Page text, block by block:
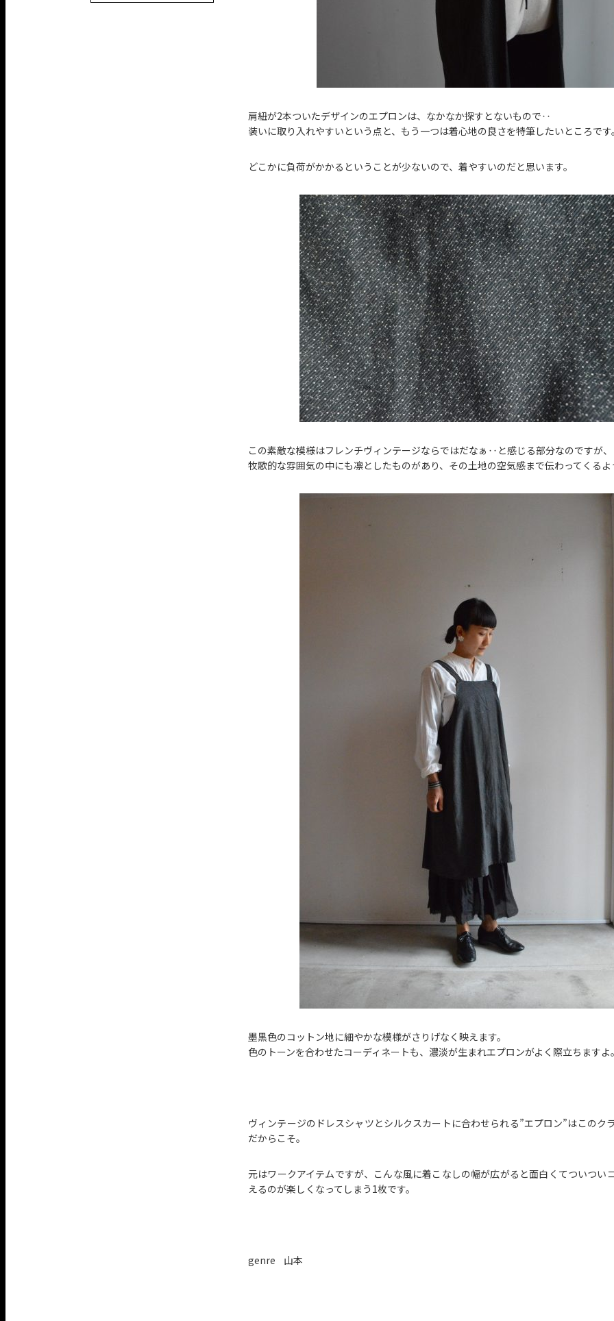
肩紐が2本ついたデザインのエプロンは、なかなか探すとないもので‥
装いに取り入れやすいという点と、もう一つは着心地の良さを特筆したいところです
どこかに負荷がかかるということが少ないので、着やすいのだと思います。
この素敵な模様はフレンチヴィンテージならではだなぁ‥と感じる部分なのですが、
牧歌的な雰囲気の中にも凛としたものがあり、その土地の空気感まで伝わってくる
墨黒色のコットン地に細やかな模様がさりげなく映えます。
色のトーンを合わせたコーディネートも、濃淡が生まれエプロンがよく際立ちますよ
ヴィンテージのドレスシャツとシルクスカートに合わせられる”エプロン”はこのク
だからこそ。
元はワークアイテムですが、こんな風に着こなしの幅が広がると面白くてついつい
えるのが楽しくなってしまう1枚です。
genre 山本